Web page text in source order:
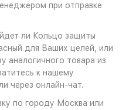
при отправке
ли Кольцо защиты
для Ваших целей, или
аналогичного товара из
к нашему
через онлайн-чат.
по городу Москва или